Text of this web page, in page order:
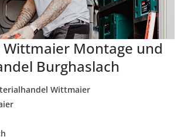
Montage und
Burghaslach
Wittmaier